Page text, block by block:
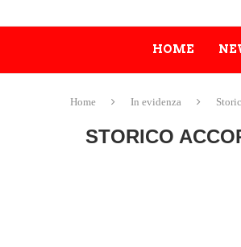
HOME
Home In evidenza
STORICO